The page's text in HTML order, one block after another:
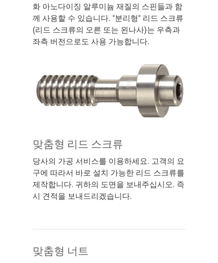
화 아노다이징 알루미늄 재질의 스핀들과 함
께 사용할 수 있습니다. "분리형" 리드 스크류
(리드 스크류의 오른 또는 왼나사)는 우측과
좌측 버전으로도 사용 가능합니다.
맞춤형 리드 스크류
당사의 가공 서비스를 이용하세요. 고객의 요
구에 따라서 바로 설치 가능한 리드 스크류를
제작합니다. 귀하의 도면을 보내주십시오. 즉
시 견적을 보내드리겠습니다.
맞춤형 너트